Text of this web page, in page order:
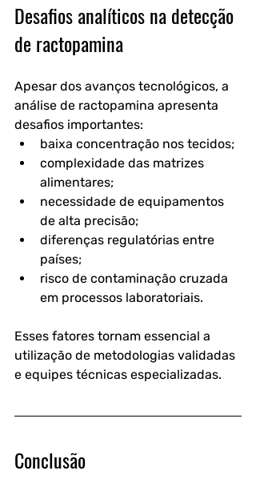
Desafios analíticos na detecção
de ractopamina
Apesar dos avanços tecnológicos, a
análise de ractopamina apresenta
desafios importantes:
baixa concentração nos tecidos;
complexidade das matrizes
alimentares;
necessidade de equipamentos
de alta precisão;
diferenças regulatórias entre
países;
risco de contaminação cruzada
em processos laboratoriais.
Esses fatores tornam essencial a
utilização de metodologias validadas
e equipes técnicas especializadas.
Conclusão